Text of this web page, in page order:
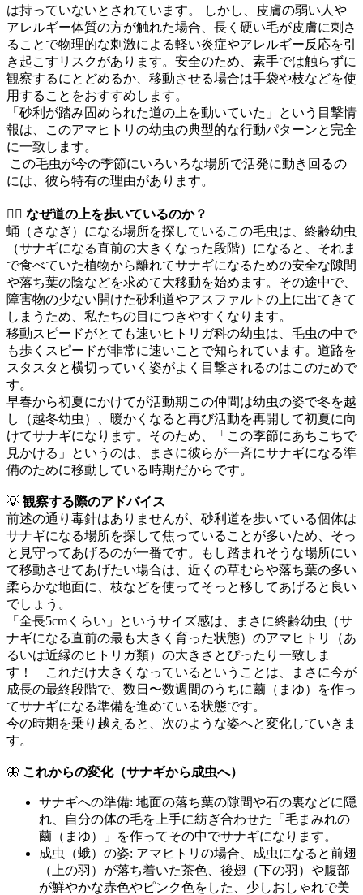
は持っていないとされています。 しかし、皮膚の弱い人や
アレルギー体質の方が触れた場合、長く硬い毛が皮膚に刺さ
ることで物理的な刺激による軽い炎症やアレルギー反応を引
き起こすリスクがあります。安全のため、素手では触らずに
観察するにとどめるか、移動させる場合は手袋や枝などを使
用することをおすすめします。
「砂利が踏み固められた道の上を動いていた」という目撃情
報は、このアマヒトリの幼虫の典型的な行動パターンと完全
に一致します。
この毛虫が今の季節にいろいろな場所で活発に動き回るの
には、彼ら特有の理由があります。
🏃‍♂️ なぜ道の上を歩いているのか？
蛹（さなぎ）になる場所を探しているこの毛虫は、終齢幼虫
（サナギになる直前の大きくなった段階）になると、それま
で食べていた植物から離れてサナギになるための安全な隙間
や落ち葉の陰などを求めて大移動を始めます。その途中で、
障害物の少ない開けた砂利道やアスファルトの上に出てきて
しまうため、私たちの目につきやすくなります。
移動スピードがとても速いヒトリガ科の幼虫は、毛虫の中で
も歩くスピードが非常に速いことで知られています。道路を
スタスタと横切っていく姿がよく目撃されるのはこのためで
す。
早春から初夏にかけてが活動期この仲間は幼虫の姿で冬を越
し（越冬幼虫）、暖かくなると再び活動を再開して初夏に向
けてサナギになります。そのため、「この季節にあちこちで
見かける」というのは、まさに彼らが一斉にサナギになる準
備のために移動している時期だからです。
💡 観察する際のアドバイス
前述の通り毒針はありませんが、砂利道を歩いている個体は
サナギになる場所を探して焦っていることが多いため、そっ
と見守ってあげるのが一番です。もし踏まれそうな場所にい
て移動させてあげたい場合は、近くの草むらや落ち葉の多い
柔らかな地面に、枝などを使ってそっと移してあげると良い
でしょう。
「全長5cmくらい」というサイズ感は、まさに終齢幼虫（サ
ナギになる直前の最も大きく育った状態）のアマヒトリ（あ
るいは近縁のヒトリガ類）の大きさとぴったり一致しま
す！ これだけ大きくなっているということは、まさに今が
成長の最終段階で、数日〜数週間のうちに繭（まゆ）を作っ
てサナギになる準備を進めている状態です。
今の時期を乗り越えると、次のような姿へと変化していきま
す。
🦋 これからの変化（サナギから成虫へ）
サナギへの準備: 地面の落ち葉の隙間や石の裏などに隠
れ、自分の体の毛を上手に紡ぎ合わせた「毛まみれの
繭（まゆ）」を作ってその中でサナギになります。
成虫（蛾）の姿: アマヒトリの場合、成虫になると前翅
（上の羽）が落ち着いた茶色、後翅（下の羽）や腹部
が鮮やかな赤色やピンク色をした、少しおしゃれで美